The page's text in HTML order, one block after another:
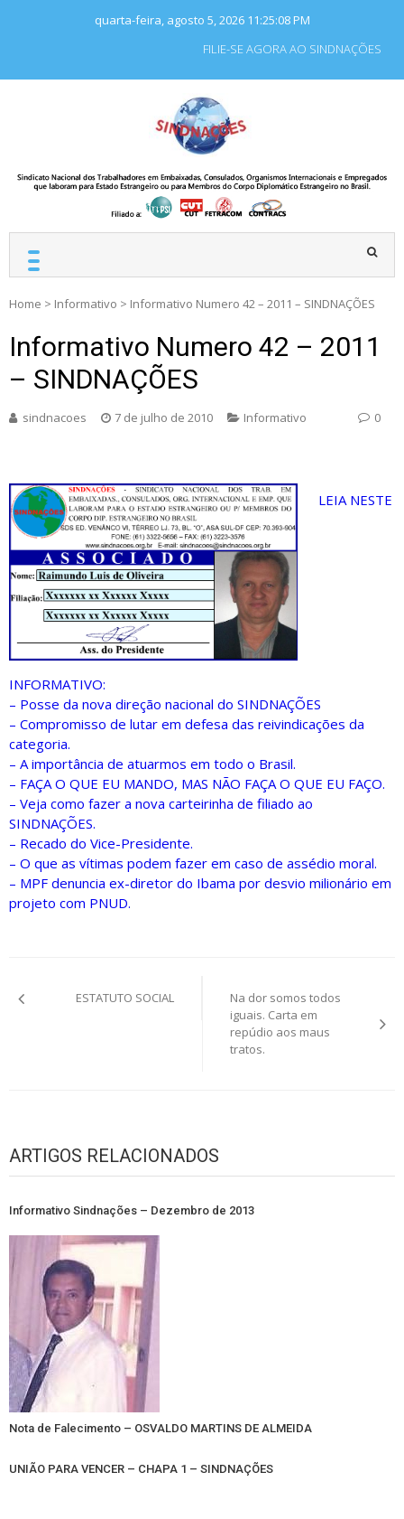
quarta-feira, agosto 5, 2026 11:25:08 PM
FILIE-SE AGORA AO SINDNAÇÕES
e Organismos
Empregados que laboram
para Estado Estrangeiro.
Home > Informativo > Informativo Numero 42 – 2011 – SINDNAÇÕES
Informativo Numero 42 – 2011
– SINDNAÇÕES
sindnacoes 7 de julho de 2010 Informativo 0
LEIA NESTE
INFORMATIVO:
– Posse da nova direção nacional do SINDNAÇÕES
– Compromisso de lutar em defesa das reivindicações da
categoria.
– A importância de atuarmos em todo o Brasil.
– FAÇA O QUE EU MANDO, MAS NÃO FAÇA O QUE EU FAÇO.
– Veja como fazer a nova carteirinha de filiado ao
SINDNAÇÕES.
– Recado do Vice-Presidente.
– O que as vítimas podem fazer em caso de assédio moral.
– MPF denuncia ex-diretor do Ibama por desvio milionário em
projeto com PNUD.
de
ESTATUTO SOCIAL
Na dor somos todos
iguais. Carta em
repúdio aos maus
tratos.
ARTIGOS RELACIONADOS
Informativo Sindnações – Dezembro de 2013
Nota de Falecimento – OSVALDO MARTINS DE ALMEIDA
UNIÃO PARA VENCER – CHAPA 1 – SINDNAÇÕES